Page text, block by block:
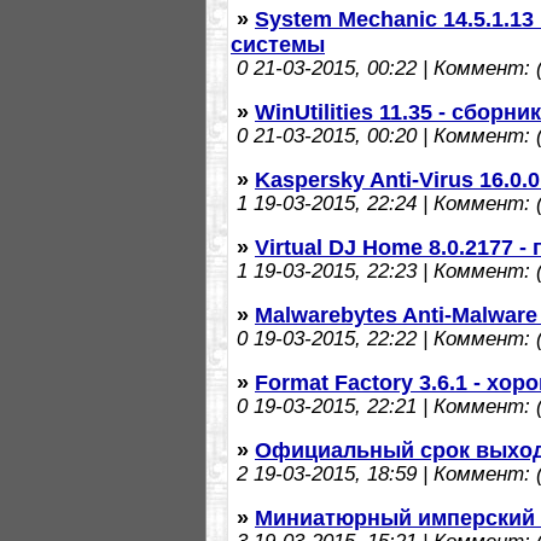
» System Mechanic
системы
021-03-2015, 00:22 | Коммент:
» WinUtilities 11.35 -
021-03-2015, 00:20 | Коммент:
» Kaspersky Anti-Virus
1 19-03-2015, 22:24 | Коммент:
» Virtual DJ Home 8.0.2177 -
1 19-03-2015, 22:23 | Коммент:
» Malwarebytes Anti-
019-03-2015, 22:22 | Коммент:
» Format Factory 3.6.1 -
019-03-2015, 22:21 | Коммент:
» Официальный срок
219-03-2015, 18:59 | Коммент:
» Миниатюрный имперский